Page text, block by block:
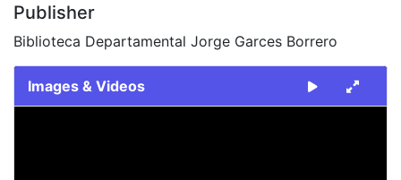
Publisher
Biblioteca Departamental Jorge Garces Borrero
Images & Videos